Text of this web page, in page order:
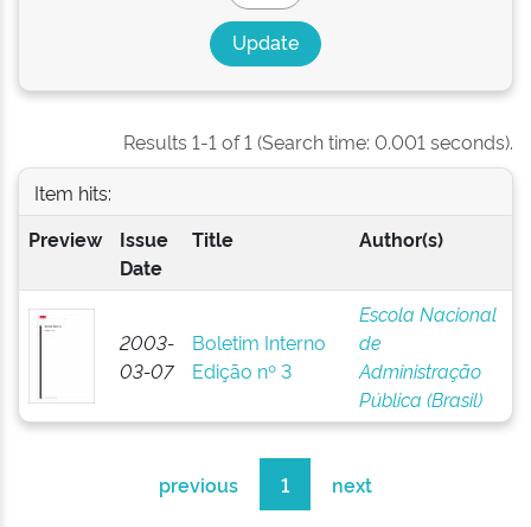
Results 1-1 of 1 (Search time: 0.001 seconds).
Item hits:
Preview
Issue
Date
Title Author(s)
2003-
03-07
Boletim Interno
Edição nº 3
Escola Nacional
de
Administração
Pública (Brasil)
previous 1 next